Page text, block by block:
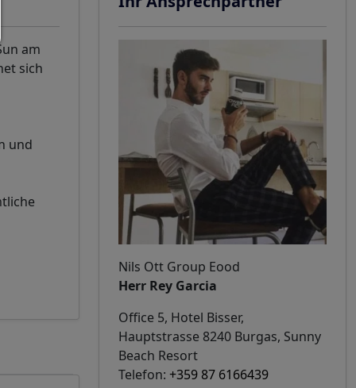
am
sich
und
Nils Ott Group Eood
Herr Rey Garcia
Office 5, Hotel Bisser,
Hauptstrasse 8240 Burgas, Sunny
Beach Resort
Telefon: +359 87 6166439